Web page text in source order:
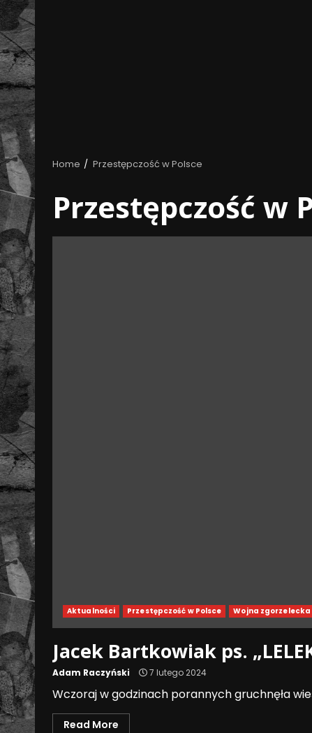
Home Przestępczość w Polsce
Przestępczość w
Aktualności Przestępczość w Polsce Wojna zgorzelecka
Jacek Bartkowiak ps.
Adam Raczyński 7 lutego 2024
Wczoraj w godzinach porannych gruchnęła
Read More